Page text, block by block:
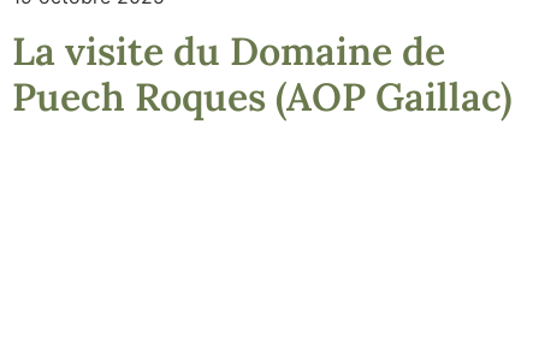
La visite du Domaine de
Puech Roques (AOP Gaillac)